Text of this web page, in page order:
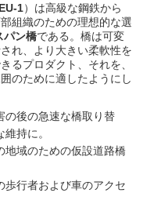
1）は高級な鋼鉄から
組織のための理想的な選
パン橋である。橋は可変
れ、より大きい柔軟性を
るプロダクト、それを、
のために適したようにし
の後の急速な橋取り替
持に。
地域のための仮設道路橋
歩行者および車のアクセ